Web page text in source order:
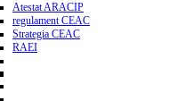
Atestat ARACIP
regulament CEAC
Strategia CEAC
RAEI